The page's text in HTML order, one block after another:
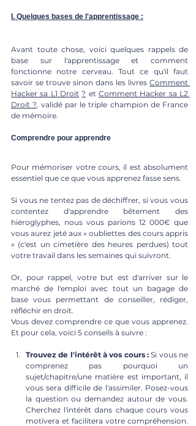
I. Quelques bases de l'apprentissage :
Avant toute chose, voici quelques rappels de
base sur l'apprentissage et comment
fonctionne notre cerveau. Tout ce qu'il faut
savoir se trouve sinon dans les livres Comment
Hacker sa L1 Droit ? et Comment Hacker sa L2
Droit ?, validé par le triple champion de France
de mémoire.
Comprendre pour apprendre
Pour mémoriser votre cours, il est absolument
essentiel que ce que vous apprenez fasse sens.
Si vous ne tentez pas de déchiffrer, si vous vous
contentez d'apprendre bêtement des
hiéroglyphes, nous vous parions 12 000€ que
vous aurez jeté aux « oubliettes des cours appris
» (c'est un cimetière des heures perdues) tout
votre travail dans les semaines qui suivront.
Or, pour rappel, votre but est d'arriver sur le
marché de l'emploi avec tout un bagage de
base vous permettant de conseiller, rédiger,
réfléchir en droit.
Vous devez comprendre ce que vous apprenez.
Et pour cela, voici 5 conseils à suivre :
Trouvez de l'intérêt à vos cours : Si vous ne
comprenez pas pourquoi un
sujet/chapitre/une matière est important, il
vous sera difficile de l'assimiler. Posez-vous
la question ou demandez autour de vous.
Cherchez l'intérêt dans chaque cours vous
motivera et facilitera votre compréhension.